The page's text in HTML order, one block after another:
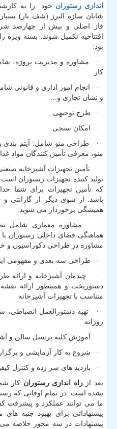
اندازی رستوران خود را به
شایان سازه البرز (شف یار)
فاز اصلی و بیش از چهارصد
افتتاحیه تکمیل شوند. بسته ویژه
بود:
· مشاوره و مدیریت پروژه،
کار
· انجام امور اداری و قانونی
و نشان تجاری و...
· طرح توجیهی
· امکان سنجی
· طراحی منو شامل: آیتم بندی
منو، معرفی تأمین کنندگان مواد
· تأمین تجهیزات آشپزخانه
تولید کننده تجهیزات رستوران
باشد. از سوی دیگر از
همیشگی برخوردار می شوید.
· مشاوره معماری شامل
هماهنگی فضای داخلی رستوران
مشاوره در طراحی دکوراسیون و
· طراحی سه بعدی و مفهومی
· چیدمان آشپزخانه و ارائه
دستورپخت و همینطور ارائه
متناسب با تجهیزات آشپزخانه
· تهیه دستورالعمل
روزانه
· آموزش کلیه پرسنل سالن و
· شروع به کار آزمایشی و
· بازدید های سر زده و کنترل
بعد ازراه اندازی رستوران کار
نشده است. در تمام اوقاتی که
ما می توانند عملکرد و پیشرفت
پیشنهاداتی برای بهبود جنبه
پیشنهادات در سه محور خلاصه